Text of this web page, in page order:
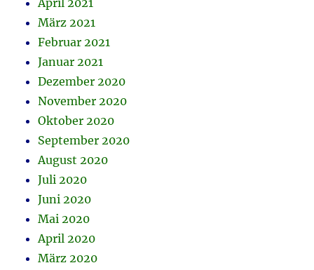
April 2021
März 2021
Februar 2021
Januar 2021
Dezember 2020
November 2020
Oktober 2020
September 2020
August 2020
Juli 2020
Juni 2020
Mai 2020
April 2020
März 2020